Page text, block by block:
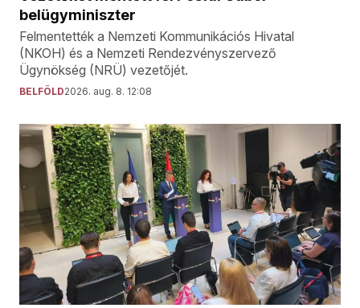
belügyminiszter
Felmentették a Nemzeti Kommunikációs Hivatal
(NKOH) és a Nemzeti Rendezvényszervező
Ügynökség (NRÜ) vezetőjét.
BELFÖLD2026. aug. 8. 12:08